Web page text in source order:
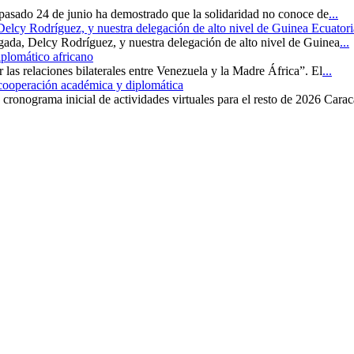
24 de junio ha demostrado que la solidaridad no conoce de...
Rodríguez, y nuestra delegación de alto nivel de Guinea
Delcy Rodríguez, y nuestra delegación de alto nivel de Guinea...
africano
relaciones bilaterales entre Venezuela y la Madre África”. El...
académica y diplomática
inicial de actividades virtuales para el resto de 2026